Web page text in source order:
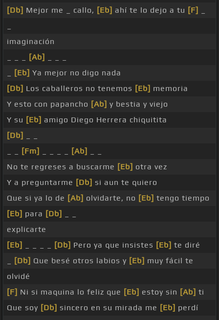
[Db] Mejor me _ callo, [Eb] ahí te lo dejo a tu [F]
imaginación
[Ab]
[Eb] Ya mejor no digo nada
[Db] Los caballeros no tenemos [Eb] memoria
Y esto con papancho [Ab] y bestia y viejo
Y su [Eb] amigo Diego Herrera chiquitita
[Db]
[Fm] [Ab]
No te regreses a buscarme [Eb] otra vez
Y a preguntarme [Db] si aun te quiero
Que si ya lo de [Ab] olvidarte, no [Eb] tengo tiempo
[Eb] para [Db]
explicarte
[Eb]
[Db] Pero ya que insistes [Eb] te diré
[Db] Que besé otros labios y [Eb] muy fácil te
olvidé
[F] Ni si maquina lo feliz que [Eb] estoy sin [Ab] ti
Que soy [Db] sincero en su mirada me [Eb] perdí